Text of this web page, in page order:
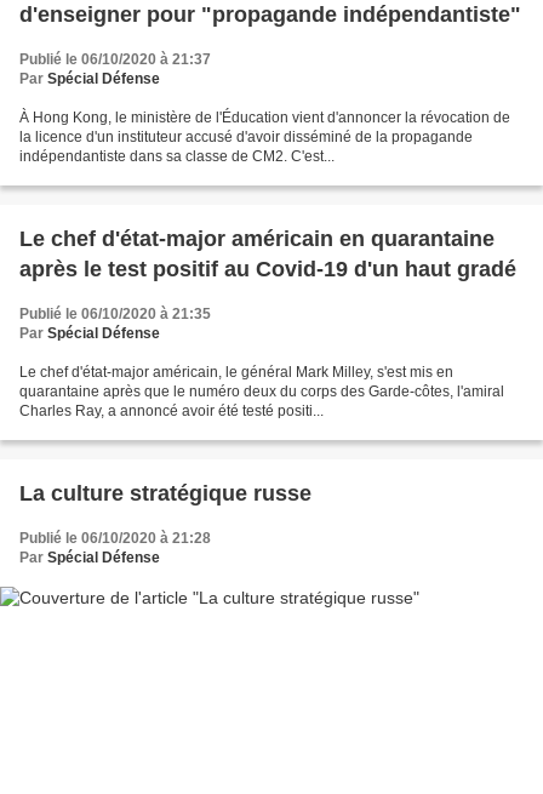
d'enseigner pour "propagande indépendantiste"
Publié le 06/10/2020 à 21:37
Par Spécial Défense
À Hong Kong, le ministère de l'Éducation vient d'annoncer la révocation de
la licence d'un instituteur accusé d'avoir disséminé de la propagande
indépendantiste dans sa classe de CM2. C'est...
Le chef d'état-major américain en quarantaine
après le test positif au Covid-19 d'un haut gradé
Publié le 06/10/2020 à 21:35
Par Spécial Défense
Le chef d'état-major américain, le général Mark Milley, s'est mis en
quarantaine après que le numéro deux du corps des Garde-côtes, l'amiral
Charles Ray, a annoncé avoir été testé positi...
La culture stratégique russe
Publié le 06/10/2020 à 21:28
Par Spécial Défense